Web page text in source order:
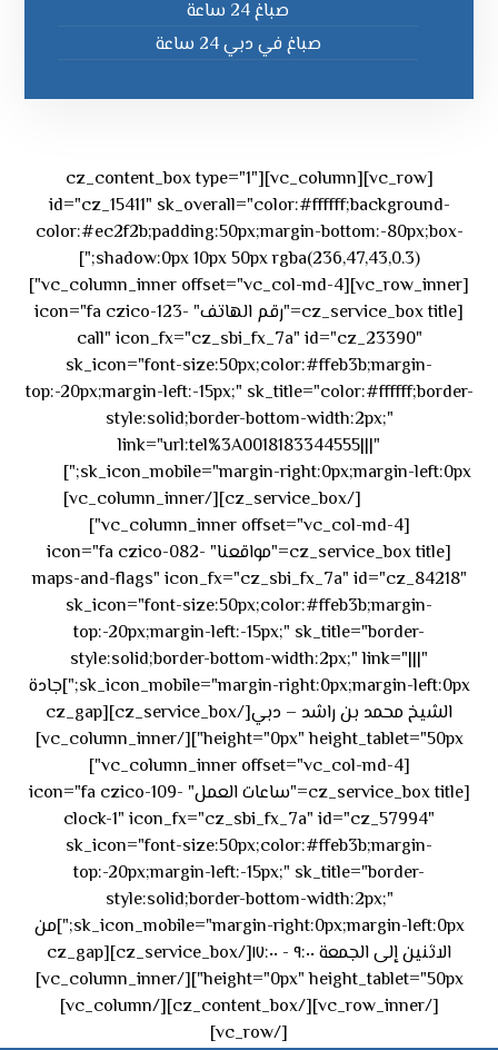
صباغ 24 ساعة
صباغ في دبي 24 ساعة
[vc_row][vc_column][cz_content_box type="1"
id="cz_15411" sk_overall="color:#ffffff;background-
color:#ec2f2b;padding:50px;margin-bottom:-80px;box-
shadow:0px 10px 50px rgba(236,47,43,0.3);"]
[vc_row_inner][vc_column_inner offset="vc_col-md-4"]
[cz_service_box title="رقم الهاتف" icon="fa czico-123-
call" icon_fx="cz_sbi_fx_7a" id="cz_23390"
sk_icon="font-size:50px;color:#ffeb3b;margin-
top:-20px;margin-left:-15px;" sk_title="color:#ffffff;border-
style:solid;border-bottom-width:2px;"
link="url:tel%3A0018183344555|||"
sk_icon_mobile="margin-right:0px;margin-left:0px;"]
[/cz_service_box][/vc_column_inner]
[vc_column_inner offset="vc_col-md-4"]
[cz_service_box title="مواقعنا" icon="fa czico-082-
maps-and-flags" icon_fx="cz_sbi_fx_7a" id="cz_84218"
sk_icon="font-size:50px;color:#ffeb3b;margin-
top:-20px;margin-left:-15px;" sk_title="border-
style:solid;border-bottom-width:2px;" link="|||"
sk_icon_mobile="margin-right:0px;margin-left:0px;"]جادة
الشيخ محمد بن راشد – دبي[/cz_service_box][cz_gap
height="0px" height_tablet="50px"][/vc_column_inner]
[vc_column_inner offset="vc_col-md-4"]
[cz_service_box title="ساعات العمل" icon="fa czico-109-
clock-1" icon_fx="cz_sbi_fx_7a" id="cz_57994"
sk_icon="font-size:50px;color:#ffeb3b;margin-
top:-20px;margin-left:-15px;" sk_title="border-
style:solid;border-bottom-width:2px;"
sk_icon_mobile="margin-right:0px;margin-left:0px;"]من
الاثنين إلى الجمعة ٩:٠٠ - ١٧:٠٠[/cz_service_box][cz_gap
height="0px" height_tablet="50px"][/vc_column_inner]
[/vc_row_inner][/cz_content_box][/vc_column]
[/vc_row]